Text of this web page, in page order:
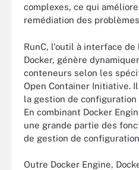
complexes, ce qui
remédiation des
RunC, l'outil à interface de
Docker, génère
conteneurs selon les
Open Container Initiative.
la gestion de configuration
En combinant Docker
une grande partie des
de gestion de
Outre Docker Engine,